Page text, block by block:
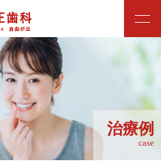
治療例
case